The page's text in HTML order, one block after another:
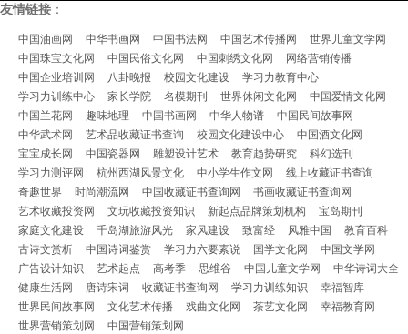
友情链接 ：
中国油画网 中华书画网 中国书法网 中国艺术传播网
世界儿童文学网
中国珠宝文化网
中国民俗文化网 中国刺绣文化网
网络营销传播
中国企业培训网
八卦晚报 校园文化建设
学习力教育中心
学习力训练中心
家长学院 名模期刊 世界休闲文化网
中国爱情文化网
中国兰花网
趣味地理 中国书画网 中华人物谱
中国民间故事网
中华武术网
艺术品收藏证书查询 校园文化建设中心
中国酒文化网
宝宝成长网
中国瓷器网 雕塑设计艺术 教育趋势研究
科幻选刊
学习力测评网
杭州西湖风景文化 中小学生作文网
线上收藏证书查询
奇趣世界
时尚潮流网 中国收藏证书查询网
书画收藏证书查询网
艺术收藏投资网
文玩收藏投资知识 新起点品牌策划机构
宝岛期刊
家庭文化建设
千岛湖旅游风光 家风建设 致富经 风雅中国
教育百科
古诗文赏析
中国诗词鉴赏 学习力六要素说 国学文化网
中国文学网
广告设计知识
艺术起点 高考季 思维谷 中国儿童文学网
中华诗词大全
健康生活网
唐诗宋词 收藏证书查询网 学习力训练知识
幸福智库
世界民间故事网
文化艺术传播 戏曲文化网 茶艺文化网
幸福教育网
世界营销策划网
中国营销策划网